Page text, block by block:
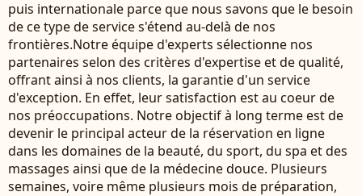
puis internationale parce que nous savons que le besoin
de ce type de service s'étend au-delà de nos
frontières.Notre équipe d'experts sélectionne nos
partenaires selon des critères d'expertise et de qualité,
offrant ainsi à nos clients, la garantie d'un service
d'exception. En effet, leur satisfaction est au coeur de
nos préoccupations. Notre objectif à long terme est de
devenir le principal acteur de la réservation en ligne
dans les domaines de la beauté, du sport, du spa et des
massages ainsi que de la médecine douce. Plusieurs
semaines, voire même plusieurs mois de préparation,